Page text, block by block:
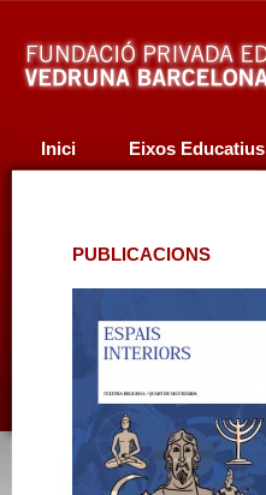
Inici Eixos Educatius
PUBLICACIONS